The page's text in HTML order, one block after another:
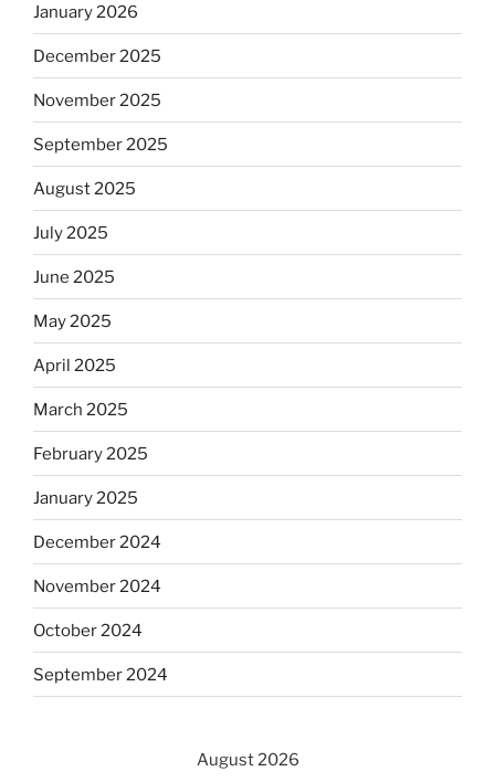
January 2026
December 2025
November 2025
September 2025
August 2025
July 2025
June 2025
May 2025
April 2025
March 2025
February 2025
January 2025
December 2024
November 2024
October 2024
September 2024
August 2026